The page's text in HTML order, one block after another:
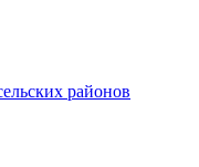
районов